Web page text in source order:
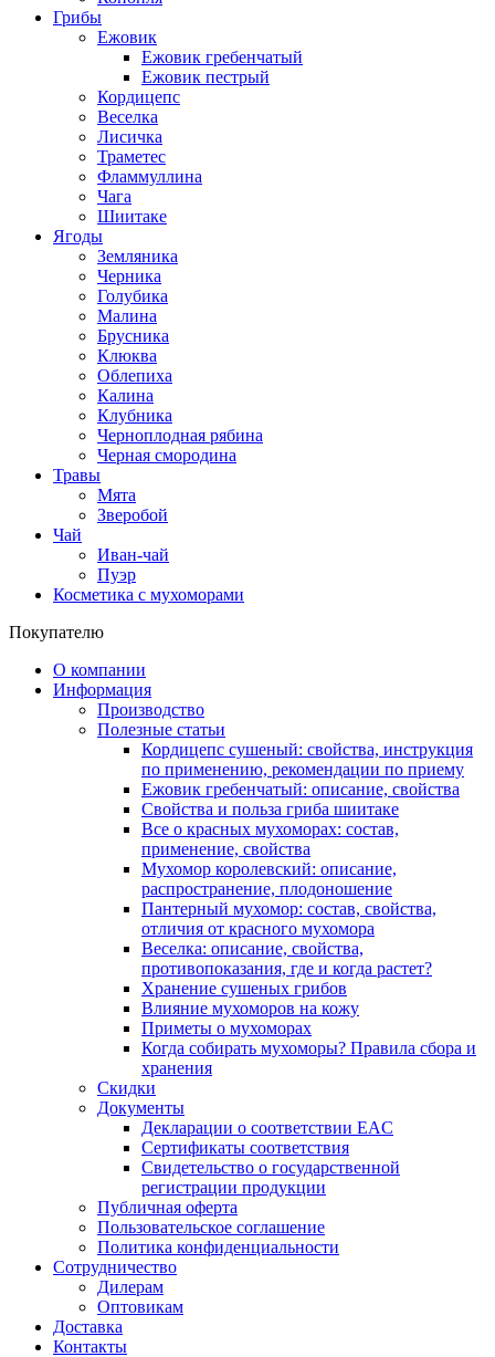
Грибы
Ежовик
Ежовик гребенчатый
Ежовик пестрый
Кордицепс
Веселка
Лисичка
Траметес
Фламмуллина
Чага
Шиитаке
Ягоды
Земляника
Черника
Голубика
Малина
Брусника
Клюква
Облепиха
Калина
Клубника
Черноплодная рябина
Черная смородина
Травы
Мята
Зверобой
Чай
Иван-чай
Пуэр
Косметика с мухоморами
Покупателю
О компании
Информация
Производство
Полезные статьи
Кордицепс сушеный: свойства, инструкция
по применению, рекомендации по приему
Ежовик гребенчатый: описание, свойства
Свойства и польза гриба шиитаке
Все о красных мухоморах: состав,
применение, свойства
Мухомор королевский: описание,
распространение, плодоношение
Пантерный мухомор: состав, свойства,
отличия от красного мухомора
Веселка: описание, свойства,
противопоказания, где и когда растет?
Хранение сушеных грибов
Влияние мухоморов на кожу
Приметы о мухоморах
Когда собирать мухоморы? Правила сбора и
хранения
Скидки
Документы
Декларации о соответствии EAC
Сертификаты соответствия
Свидетельство о государственной
регистрации продукции
Публичная оферта
Пользовательское соглашение
Политика конфиденциальности
Сотрудничество
Дилерам
Оптовикам
Доставка
Контакты